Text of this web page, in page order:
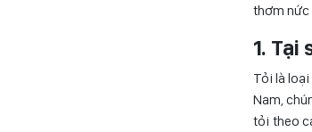
thơm nức
1. Tại
Tỏi là
Nam,
tỏi theo